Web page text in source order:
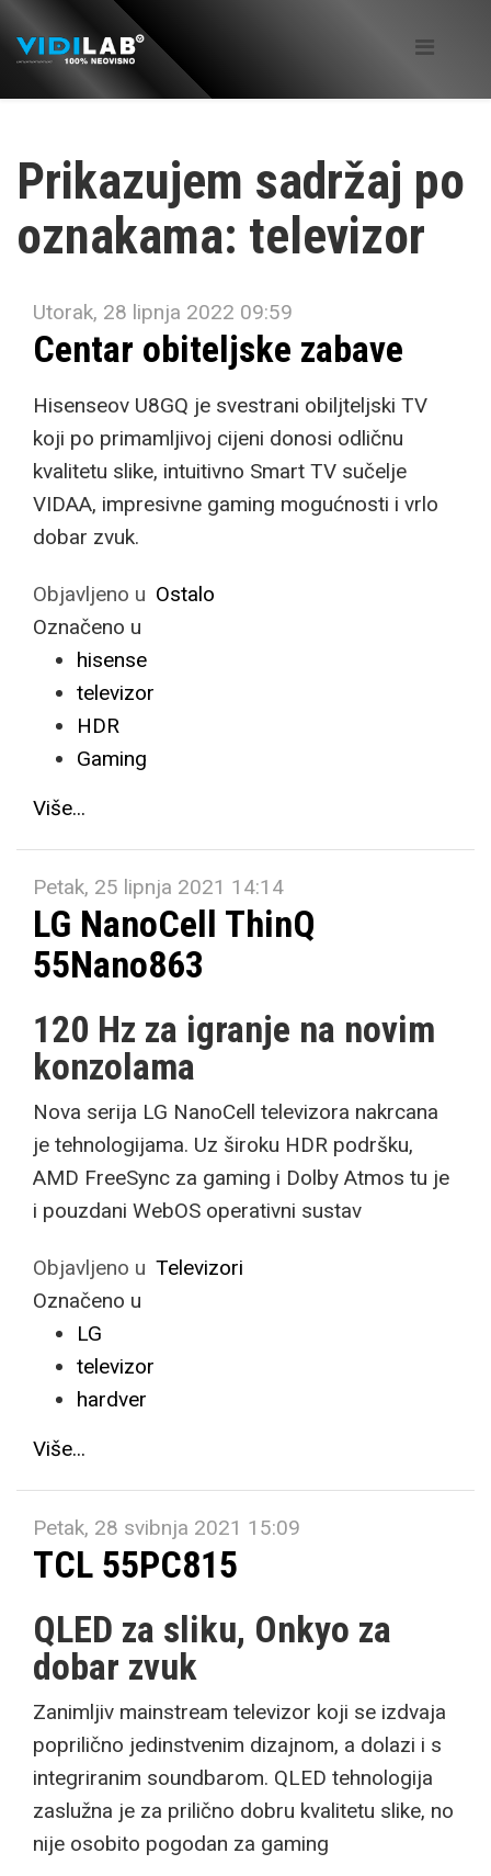
Prikazujem sadržaj po
oznakama: televizor
Utorak, 28 lipnja 2022 09:59
Centar obiteljske zabave
Hisenseov U8GQ je svestrani obiljteljski TV
koji po primamljivoj cijeni donosi odličnu
kvalitetu slike, intuitivno Smart TV sučelje
VIDAA, impresivne gaming mogućnosti i vrlo
dobar zvuk.
Objavljeno u Ostalo
Označeno u
hisense
televizor
HDR
Gaming
Više...
Petak, 25 lipnja 2021 14:14
LG NanoCell ThinQ
55Nano863
120 Hz za igranje na novim
konzolama
Nova serija LG NanoCell televizora nakrcana
je tehnologijama. Uz široku HDR podršku,
AMD FreeSync za gaming i Dolby Atmos tu je
i pouzdani WebOS operativni sustav
Objavljeno u Televizori
Označeno u
LG
televizor
hardver
Više...
Petak, 28 svibnja 2021 15:09
TCL 55PC815
QLED za sliku, Onkyo za
dobar zvuk
Zanimljiv mainstream televizor koji se izdvaja
poprilično jedinstvenim dizajnom, a dolazi i s
integriranim soundbarom. QLED tehnologija
zaslužna je za prilično dobru kvalitetu slike, no
nije osobito pogodan za gaming